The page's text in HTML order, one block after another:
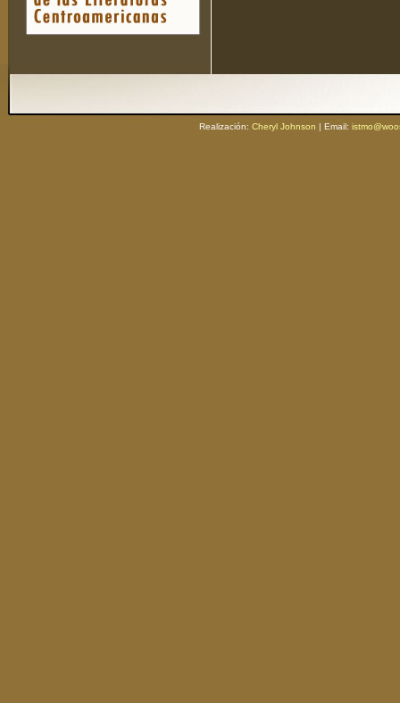
Realización: Cheryl Johnson | Email: